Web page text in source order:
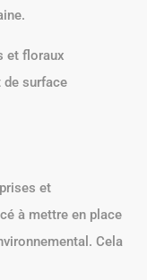
et floraux
surface
et
à mettre en place
Cela